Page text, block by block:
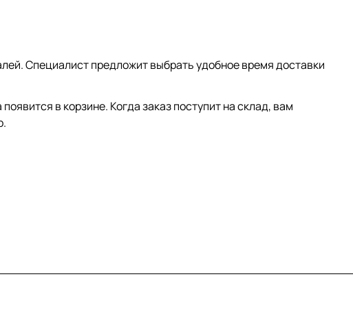
Специалист предложит выбрать удобное время доставки
в корзине. Когда заказ поступит на склад, вам